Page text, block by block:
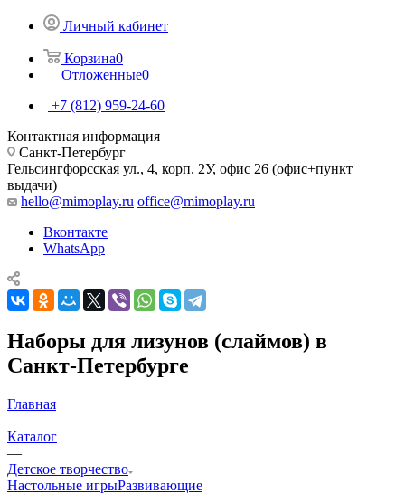
Личный кабинет
Корзина0
Отложенные0
+7 (812) 959-24-60
Контактная информация
Санкт-Петербург
Гельсингфорсская ул., 4, корп. 2У, офис 26 (офис+пункт
выдачи)
hello@mimoplay.ru office@mimoplay.ru
Вконтакте
WhatsApp
Наборы для лизунов (слаймов) в
Санкт-Петербурге
Главная
—
Каталог
—
Детское творчество
Настольные игрыРазвивающие